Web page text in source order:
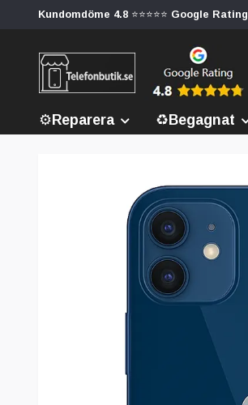
Kundomdöme 4.8 ⭐⭐⭐⭐⭐ Google Rating
⚙️Reparera ♻️Begagnat